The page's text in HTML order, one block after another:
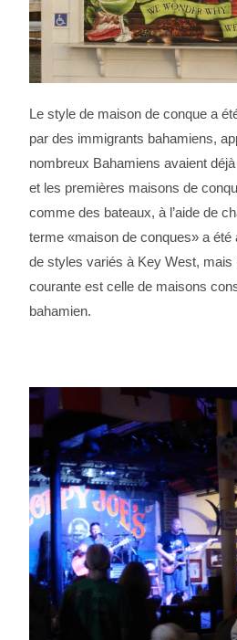
Le style de maison de conque a
par des immigrants bahamiens,
nombreux Bahamiens avaient
et les premières maisons de
comme des bateaux, à l’aide de
terme «maison de conques» a été
de styles variés à Key West, mais
courante est celle de maisons
bahamien.